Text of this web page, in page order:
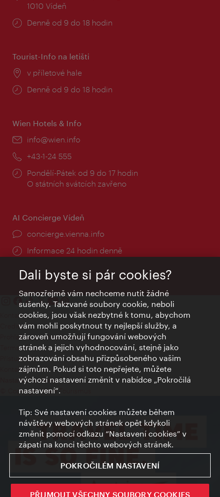
1010 Vídeň
Provozní
Denně od 9 do 18 hodin
Tourist-Info na letišti
Místo:
v příletové hale
Provozní
Denně od 9 do 18 hodin
Wien Hotels & Info
E-
info@wien.info
Telefon:
+43-1-24 555
Provozní
doba:
Pondělí-Pátek od 9 do 17 hodin
O státních svátcích zavřeno
AI Concierge Vídeň
concierge.vienna.info
Informace 24 hodin denně
Kontakty
Credits
Prohlášení o ochraně osobních údajů
Terms of Use
Přístupnost
Kontakt pro tisk
Nastavení cookies
© Copyright Wien Tourismus
Dali byste si pár cookies?
Samozřejmě vám nechceme nutit žádné
sušenky. Takzvané soubory cookie, neboli
cookies, jsou však nezbytné k tomu, abychom
vám mohli poskytnout ty nejlepší služby, a
zároveň umožňují fungování webových
stránek a jejich vyhodnocování, stejně jako
zobrazování obsahu přizpůsobeného vašim
zájmům. Pokud si toto nepřejete, můžete
výchozí nastavení změnit v nabídce „Pokročilá
nastavení“.
Tip: Své nastavení cookies můžete během
návštěvy webových stránek opět kdykoli
změnit pomocí odkazu “Nastavení cookies” v
zápatí na konci těchto webových stránek.
POKROČILÉM NASTAVENÍ
PŘIJMOUT VŠECHNY SOUBORY COOKIES